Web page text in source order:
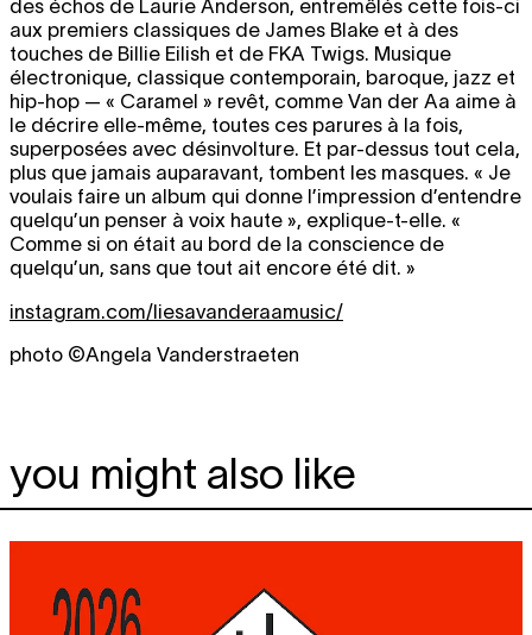
des échos de Laurie Anderson, entremêlés cette fois-ci
aux premiers classiques de James Blake et à des
touches de Billie Eilish et de FKA Twigs. Musique
électronique, classique contemporain, baroque, jazz et
hip-hop — « Caramel » revêt, comme Van der Aa aime à
le décrire elle-même, toutes ces parures à la fois,
superposées avec désinvolture. Et par-dessus tout cela,
plus que jamais auparavant, tombent les masques. « Je
voulais faire un album qui donne l’impression d’entendre
quelqu’un penser à voix haute », explique-t-elle. «
Comme si on était au bord de la conscience de
quelqu’un, sans que tout ait encore été dit. »
instagram.com/liesavanderaamusic/
photo ©Angela Vanderstraeten
you might also like